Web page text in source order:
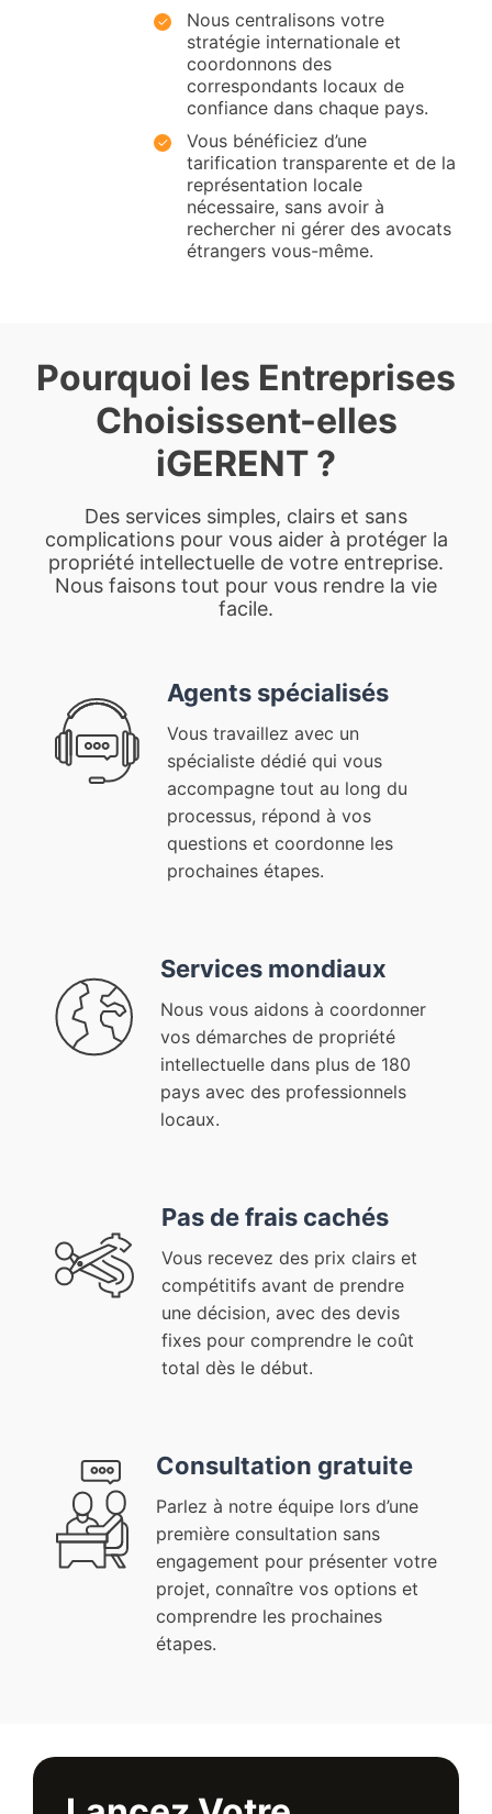
Nous centralisons votre
stratégie internationale et
coordonnons des
correspondants locaux de
confiance dans chaque pays.
Vous bénéficiez d’une
tarification transparente et de la
représentation locale
nécessaire, sans avoir à
rechercher ni gérer des avocats
étrangers vous-même.
Pourquoi les Entreprises
Choisissent-elles
iGERENT ?
Des services simples, clairs et sans
complications pour vous aider à protéger la
propriété intellectuelle de votre entreprise.
Nous faisons tout pour vous rendre la vie
facile.
Agents spécialisés
Vous travaillez avec un
spécialiste dédié qui vous
accompagne tout au long du
processus, répond à vos
questions et coordonne les
prochaines étapes.
Services mondiaux
Nous vous aidons à coordonner
vos démarches de propriété
intellectuelle dans plus de 180
pays avec des professionnels
locaux.
Pas de frais cachés
Vous recevez des prix clairs et
compétitifs avant de prendre
une décision, avec des devis
fixes pour comprendre le coût
total dès le début.
Consultation gratuite
Parlez à notre équipe lors d’une
première consultation sans
engagement pour présenter votre
projet, connaître vos options et
comprendre les prochaines
étapes.